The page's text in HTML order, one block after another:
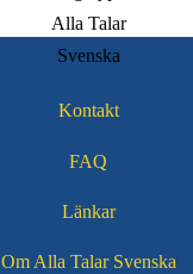
Kontakt
FAQ
Länkar
Om Alla Talar Svenska